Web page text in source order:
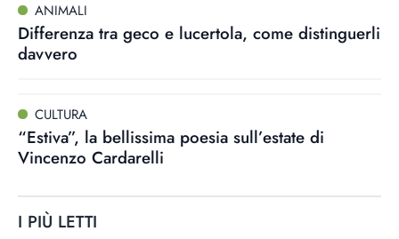
ANIMALI
Differenza tra geco e lucertola, come distinguerli
davvero
CULTURA
“Estiva”, la bellissima poesia sull’estate di
Vincenzo Cardarelli
I PIÙ LETTI